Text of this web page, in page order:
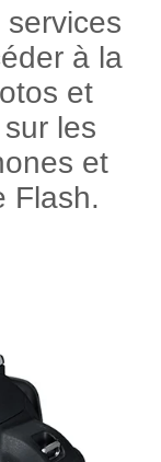
à la
et
les
et
Flash.